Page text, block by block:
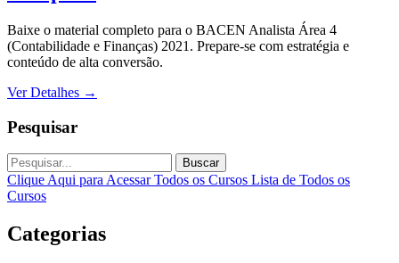
Baixe o material completo para o BACEN Analista Área 4
(Contabilidade e Finanças) 2021. Prepare-se com estratégia e
conteúdo de alta conversão.
Ver Detalhes →
Pesquisar
Buscar
Clique Aqui para Acessar Todos os Cursos Lista de Todos os
Cursos
Categorias